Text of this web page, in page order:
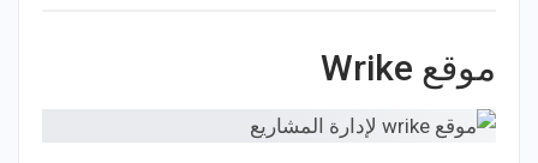
موقع Wrike